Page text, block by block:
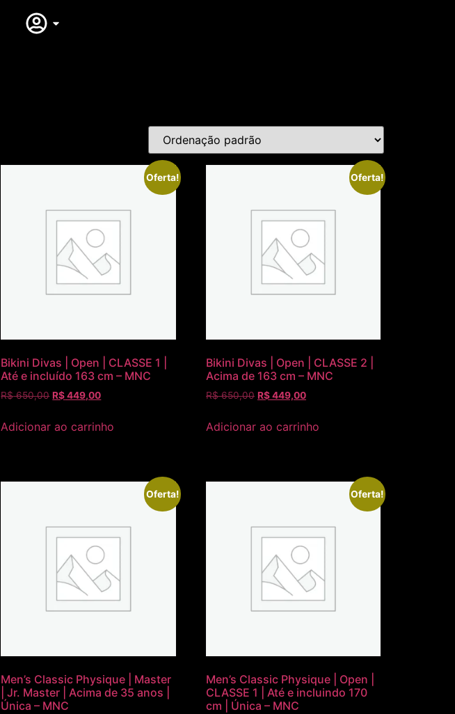
Oferta!
Bikini Divas | Open | CLASSE 1 |
Até e incluído 163 cm – MNC
R$650,00 R$449,00
Adicionar ao carrinho
Oferta!
Bikini Divas | Open | CLASSE 2 |
Acima de 163 cm – MNC
R$650,00 R$449,00
Adicionar ao carrinho
Oferta!
Men’s Classic Physique | Master
| Jr. Master | Acima de 35 anos |
Única – MNC
Oferta!
Men’s Classic Physique | Open |
CLASSE 1 | Até e incluindo 170
cm | Única – MNC